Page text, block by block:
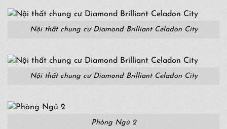
Nội thất chung cư Diamond Brilliant Celadon City
Nội thất chung cư Diamond Brilliant Celadon City
Phòng Ngủ 2